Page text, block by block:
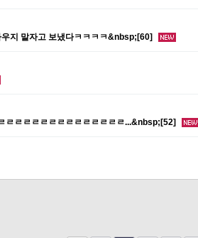
지 말자고 보냈다ㅋㅋㅋㅋ&nbsp;[60]
ㄹㄹㄹㄹㄹㄹㄹㄹㄹㄹㄹㄹㄹㄹ...&nbsp;[52]